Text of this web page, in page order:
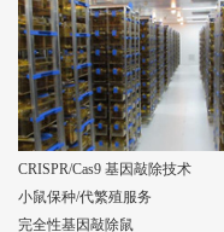
CRISPR/Cas9 基因敲除技术
小鼠保种/代繁殖服务
完全性基因敲除鼠